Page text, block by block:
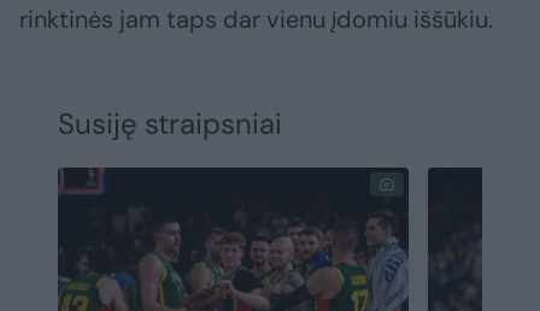
rinktinės jam taps dar vienu įdomiu iššūkiu.
Susiję straipsniai